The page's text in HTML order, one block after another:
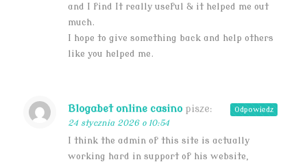
and I find It really useful & it helped me out
much.
I hope to give something back and help others
like you helped me.
Blogabet online casino pisze:
24 stycznia 2026 o 10:54
I think the admin of this site is actually
working hard in support of his website,
Odpowiedz